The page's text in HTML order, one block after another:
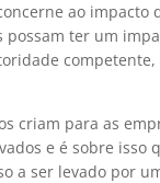
ao
ter um
criam para as
e é sobre
a ser levado por